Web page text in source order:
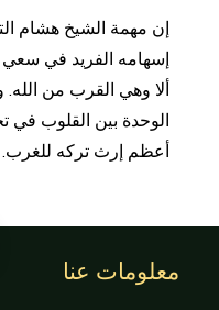
إن مهمة الشيخ هشام
إسهامه الفريد في سعي
ألا وهي القرب من
الوحدة بين القلوب في
أعظم إرث تركه للغرب.
معلومات عنا